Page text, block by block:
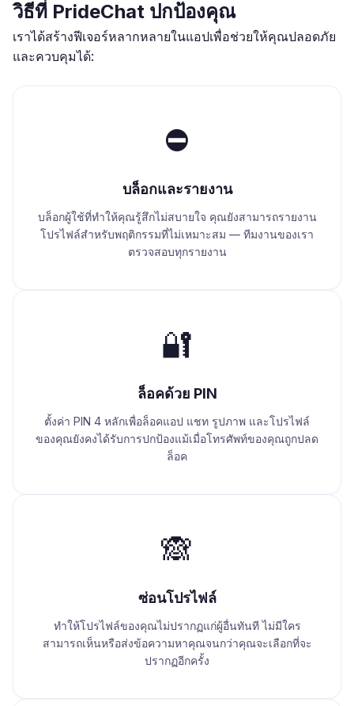
วิธีที่ PrideChat ปกป้องคุณ
เราได้สร้างฟีเจอร์หลากหลายในแอปเพื่อช่วยให้คุณปลอดภัย
และควบคุมได้:
⛔
บล็อกและรายงาน
บล็อกผู้ใช้ที่ทำให้คุณรู้สึกไม่สบายใจ คุณยังสามารถรายงาน
โปรไฟล์สำหรับพฤติกรรมที่ไม่เหมาะสม — ทีมงานของเรา
ตรวจสอบทุกรายงาน
🔐
ล็อคด้วย PIN
ตั้งค่า PIN 4 หลักเพื่อล็อคแอป แชท รูปภาพ และโปรไฟล์
ของคุณยังคงได้รับการปกป้องแม้เมื่อโทรศัพท์ของคุณถูกปลด
ล็อค
🙈
ซ่อนโปรไฟล์
ทำให้โปรไฟล์ของคุณไม่ปรากฏแก่ผู้อื่นทันที ไม่มีใคร
สามารถเห็นหรือส่งข้อความหาคุณจนกว่าคุณจะเลือกที่จะ
ปรากฏอีกครั้ง